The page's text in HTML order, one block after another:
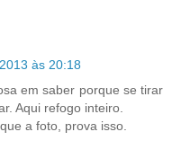
às 20:18
em saber porque se tirar
Aqui refogo inteiro.
a foto, prova isso.